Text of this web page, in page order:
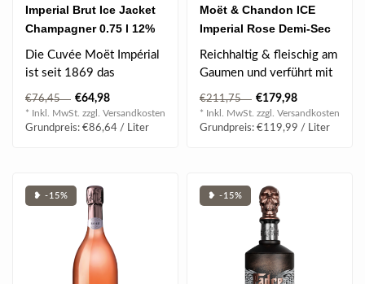
Imperial Brut Ice Jacket
Champagner 0.75 l 12%
vol
Die Cuvée Moët Impérial
ist seit 1869 das
Flaggschiff des Hauses
Moët & Chan..
€76,45 €64,98
* Inkl. MwSt. zzgl. Versandkosten
Grundpreis: €86,64 / Liter
Moët & Chandon ICE
Imperial Rose Demi-Sec
Magnum 1.5 l 12% vol
Reichhaltig & fleischig am
Gaumen und verführt mit
extremer Aromenvielfalt,
ein..
€211,75 €179,98
* Inkl. MwSt. zzgl. Versandkosten
Grundpreis: €119,99 / Liter
❥ -15% ❥ -15%